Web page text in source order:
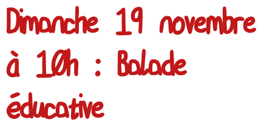
Dimanche 19 novembre
à 10h : Balade
éducative